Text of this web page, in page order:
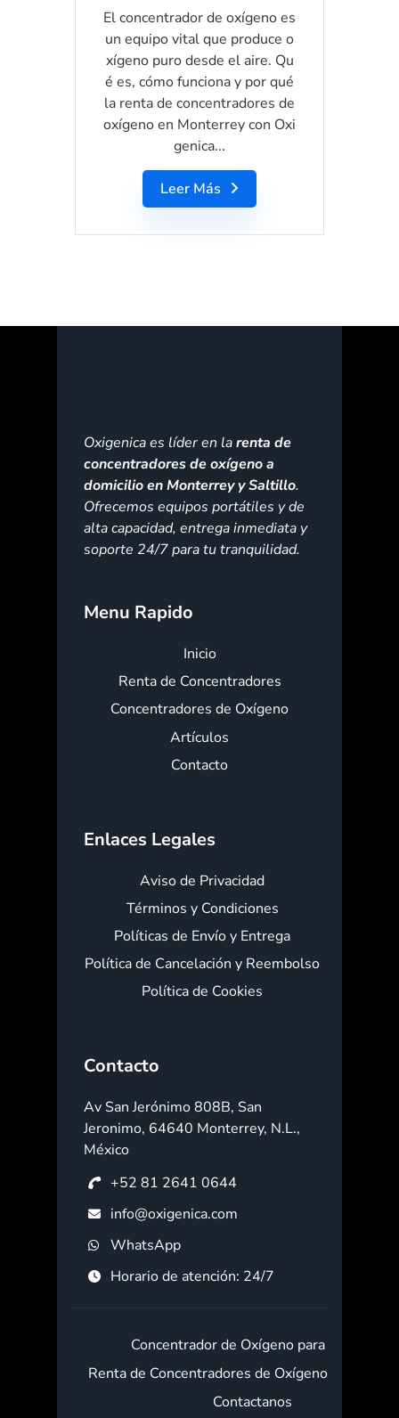
El concentrador de oxígeno es
un equipo vital que produce o
xígeno puro desde el aire. Qu
é es, cómo funciona y por qué
la renta de concentradores de
oxígeno en Monterrey con Oxi
genica...
Leer Más
Oxigenica es líder en larenta de
concentradores de oxígeno a
domicilio en Monterrey y Saltillo.
Ofrecemos equipos portátiles y de
alta capacidad, entrega inmediata y
soporte 24/7 para tu tranquilidad.
Menu Rapido
Inicio
Renta de Concentradores
Concentradores de Oxígeno
Artículos
Contacto
Enlaces Legales
Aviso de Privacidad
Términos y Condiciones
Políticas de Envío y Entrega
Política de Cancelación y Reembolso
Política de Cookies
Contacto
Av San Jerónimo 808B, San
Jeronimo, 64640 Monterrey, N.L.,
México
+52 81 2641 0644
info@oxigenica.com
WhatsApp
Horario de atención: 24/7
Concentrador de Oxígeno para Casa
Renta de Concentradores de Oxígeno a
Contactanos